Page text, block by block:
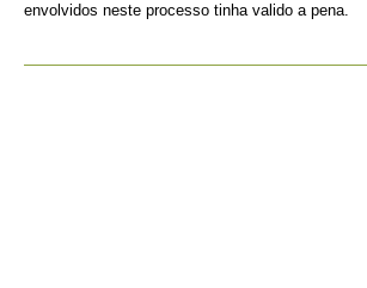
envolvidos neste processo tinha valido a pena.